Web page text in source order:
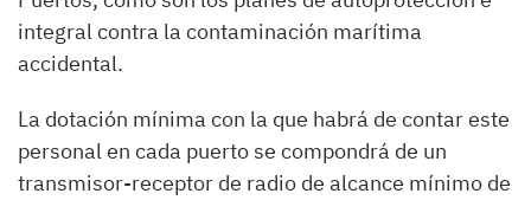
integral contra la contaminación marítima
accidental.
La dotación mínima con la que habrá de contar este
personal en cada puerto se compondrá de un
transmisor-receptor de radio de alcance mínimo de